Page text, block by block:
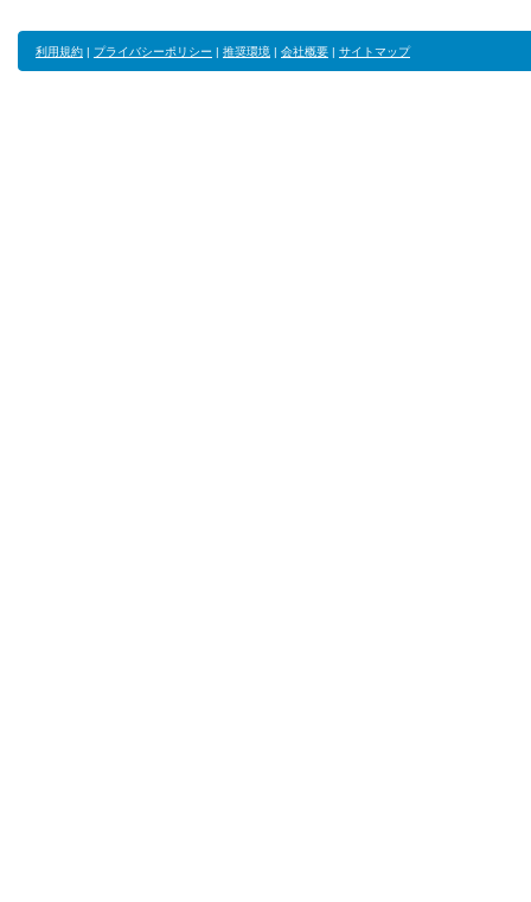
利用規約 | プライバシーポリシー | 推奨環境 | 会社概要 | サイトマップ